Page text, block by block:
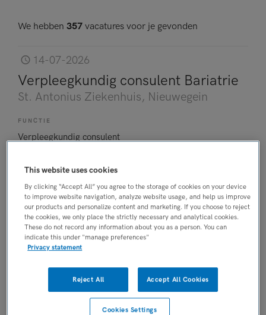
We hebben 357 vacatures voor je gevonden
14-07-2026
Verpleegkundig consulent Bariatrie
St. Antonius Ziekenhuis, Nieuwegein
FUNCTIE
Verpleegkundig consulent
Ziekenhuis
OPLEIDINGSNIVEAU
HBO
DIENSTVERBAND
Parttime
Casemanager FACT-team Voorhout
GGZ Rivierduinen, Voorhout
This website uses cookies
By clicking “Accept All” you agree to the storage of cookies on your device
to improve website navigation, analyze website usage, and help us improve
our products and personalize content and marketing. If you choose to reject
the cookies, we only place the strictly necessary and analytical cookies.
These do not record any information about you as a person. You can
indicate this under "manage preferences"
Privacy statement
Reject All Accept All Cookies
Cookies Settings